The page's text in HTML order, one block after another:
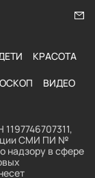
КРАСОТА
ВИДЕО
СМИ ПИ №
надзору в сфере